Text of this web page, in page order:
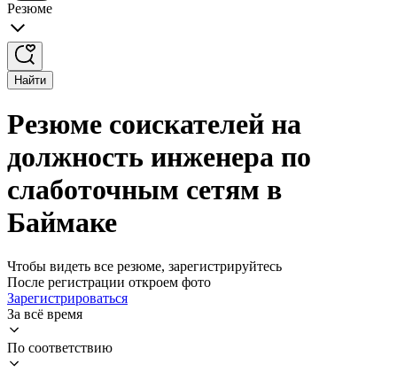
Резюме
Найти
Резюме соискателей на
должность инженера по
слаботочным сетям в
Баймаке
Чтобы видеть все резюме, зарегистрируйтесь
После регистрации откроем фото
Зарегистрироваться
За всё время
По соответствию